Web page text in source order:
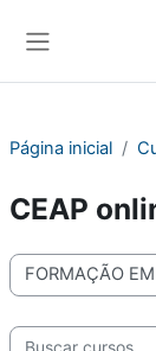
Página inicial
CEAP
Categorias de
Buscar cursos